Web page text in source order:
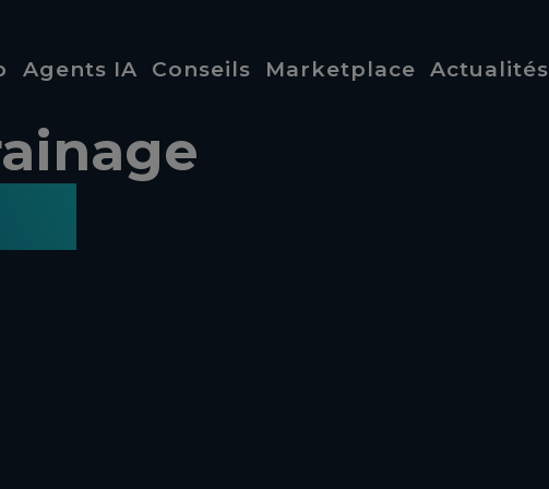
Agents IA Conseils Marketplace Actualités